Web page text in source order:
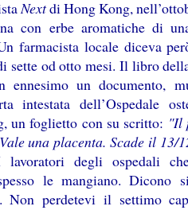
Nextdi Hong Kong,
con erbe aromatiche di
farmacista locale diceva
sette od otto mesi. Il libro
ennesimo un documento,
intestata dell’Ospedale
un foglietto con su scritto: "Il
una placenta. Scade il 13/
lavoratori degli ospedali
le mangiano. Dicono
Non perdetevi il settimo